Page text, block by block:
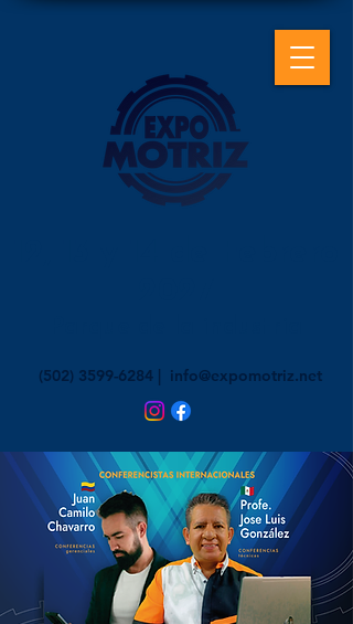
(502) 3599-6284 | info@expomotriz.net